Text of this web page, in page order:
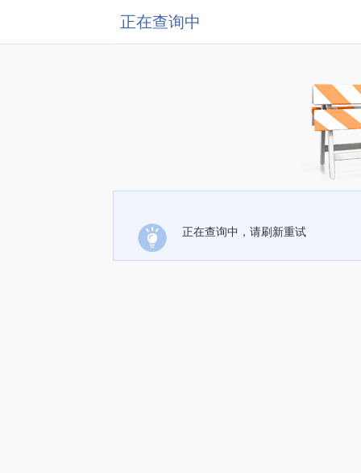
正在查询中
正在查询中，请刷新重试